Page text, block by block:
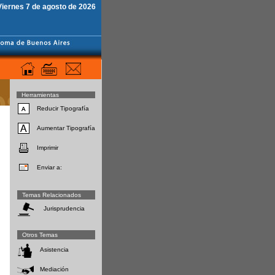
7 de agosto de 2026
Herramientas
Reducir Tipografía
Aumentar Tipografía
Imprimir
Enviar a:
Temas Relacionados
Jurisprudencia
Otros Temas
Asistencia
Mediación